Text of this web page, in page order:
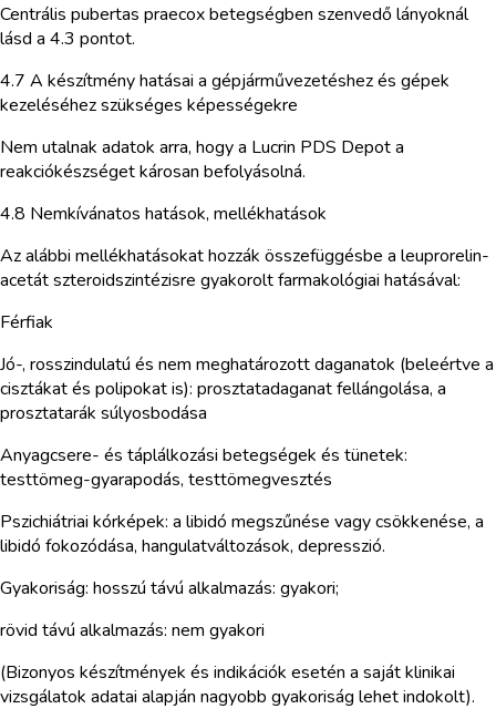
Centrális pubertas praecox betegségben szenvedő lányoknál
lásd a 4.3 pontot.
4.7 A készítmény hatásai a gépjárművezetéshez és gépek
kezeléséhez szükséges képességekre
Nem utalnak adatok arra, hogy a Lucrin PDS Depot a
reakciókészséget károsan befolyásolná.
4.8 Nemkívánatos hatások, mellékhatások
Az alábbi mellékhatásokat hozzák összefüggésbe a leuprorelin-
acetát szteroidszintézisre gyakorolt farmakológiai hatásával:
Férfiak
Jó-, rosszindulatú és nem meghatározott daganatok (beleértve a
cisztákat és polipokat is): prosztatadaganat fellángolása, a
prosztatarák súlyosbodása
Anyagcsere- és táplálkozási betegségek és tünetek:
testtömeg-gyarapodás, testtömegvesztés
Pszichiátriai kórképek: a libidó megszűnése vagy csökkenése, a
libidó fokozódása, hangulatváltozások, depresszió.
Gyakoriság: hosszú távú alkalmazás: gyakori;
rövid távú alkalmazás: nem gyakori
(Bizonyos készítmények és indikációk esetén a saját klinikai
vizsgálatok adatai alapján nagyobb gyakoriság lehet indokolt).